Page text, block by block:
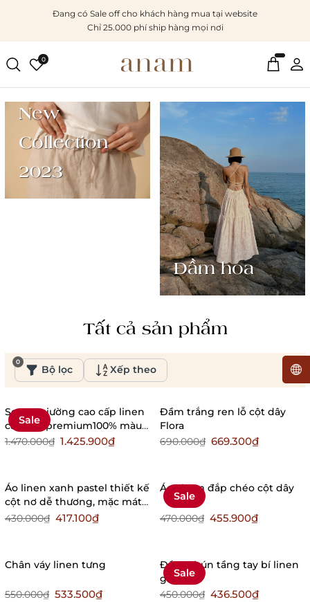
Đang có Sale off cho khách hàng mua tại website
Chỉ 25.000 phí ship hàng mọi nơi
0
New
Collection
2023
Đầm hoa
Tất cả sản phẩm
Bộ lọc
0
Xếp theo
Sale
Set ga giường cao cấp linen
cao cấp premium100% màu
xám một chút mang lại cảm
1.470.000₫ 1.425.900₫
Đầm trắng ren lỗ cột dây
Flora
690.000₫ 669.300₫
Áo linen xanh pastel thiết kế
cột nơ dễ thương, mặc mát
mùa hè
430.000₫ 417.100₫
Sale
Áo Thơm đắp chéo cột dây
470.000₫ 455.900₫
Chân váy linen tưng
550.000₫ 533.500₫
Sale
Đầm nhún tầng tay bí linen
gân
450.000₫ 436.500₫